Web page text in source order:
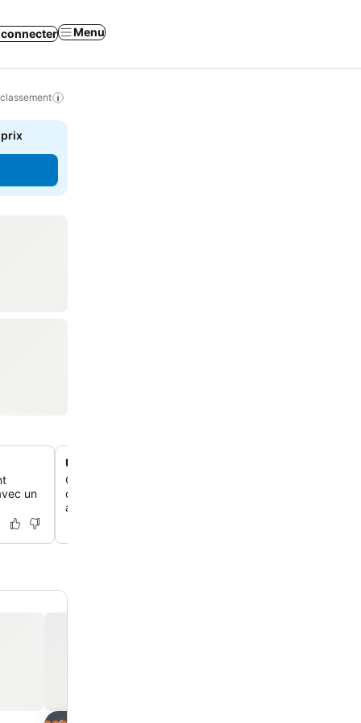
connecter Menu
prix
un
Un buffet petit-déjeuner super varié
Commence ta journée avec un buffet petit-déjeuner
des plats chauds comme des œufs, du bacon et des
aussi des viennoiseries, des céréales et des fruits frais.